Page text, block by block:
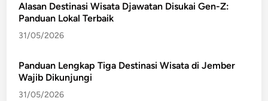
Alasan Destinasi Wisata Djawatan Disukai Gen-Z:
Panduan Lokal Terbaik
31/05/2026
Panduan Lengkap Tiga Destinasi Wisata di Jember
Wajib Dikunjungi
31/05/2026